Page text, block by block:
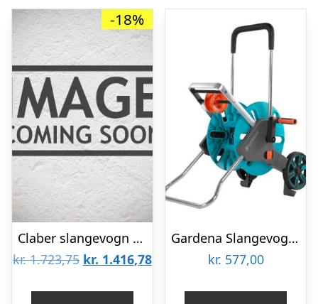
-18%
Claber slangevogn 1/2″ til 85 m slange
kr.1.723,75 Den
kr. 1.416,78Den
Gardena Slangevogn AquaRoll M Easy
kr. 577,00